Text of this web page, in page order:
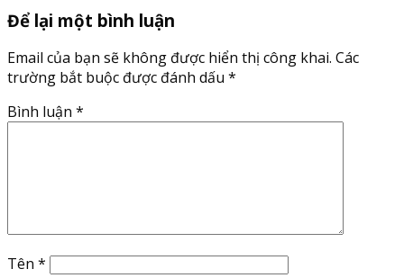
Để lại một bình luận
Email của bạn sẽ không được hiển thị công khai. Các
trường bắt buộc được đánh dấu *
Bình luận *
Tên *